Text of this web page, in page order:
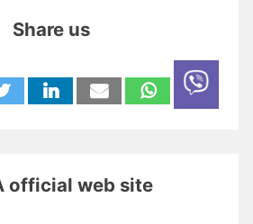
Share us
official web site